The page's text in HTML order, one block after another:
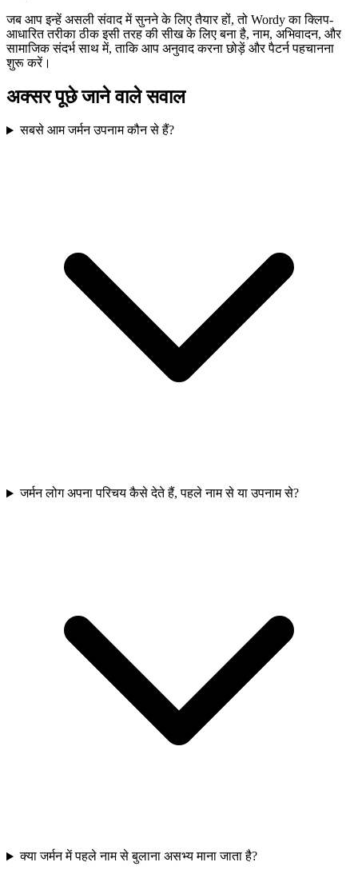
जब आप इन्हें असली संवाद में सुनने के लिए तैयार हों, तो Wordy का क्लिप-
आधारित तरीका ठीक इसी तरह की सीख के लिए बना है, नाम, अभिवादन, और
सामाजिक संदर्भ साथ में, ताकि आप अनुवाद करना छोड़ें और पैटर्न पहचानना
शुरू करें।
अक्सर पूछे जाने वाले सवाल
सबसे आम जर्मन उपनाम कौन से हैं?
जर्मन लोग अपना परिचय कैसे देते हैं, पहले नाम से या उपनाम से?
क्या जर्मन में पहले नाम से बुलाना असभ्य माना जाता है?